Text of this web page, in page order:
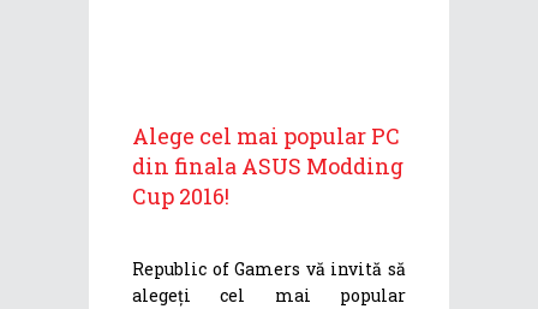
Alege cel mai popular PC
din finala ASUS Modding
Cup 2016!
Republic of Gamers vă invită să
alegeți cel mai popular